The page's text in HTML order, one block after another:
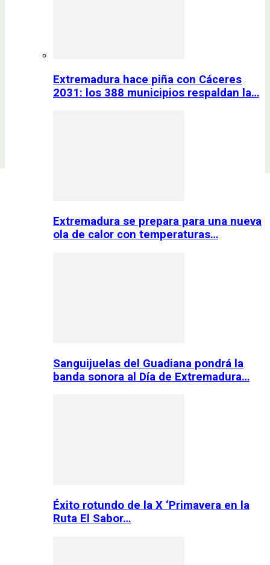
Extremadura hace piña con Cáceres
2031: los 388 municipios respaldan la…
Extremadura se prepara para una nueva
ola de calor con temperaturas…
Sanguijuelas del Guadiana pondrá la
banda sonora al Día de Extremadura…
Éxito rotundo de la X ‘Primavera en la
Ruta El Sabor…